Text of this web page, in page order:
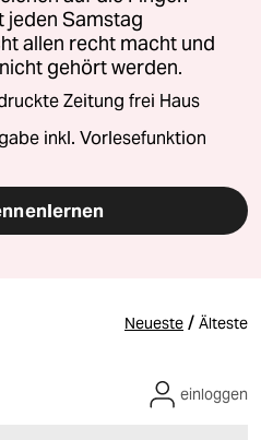
jeden Samstag
allen recht macht und
gehört werden.
Zeitung frei Haus
inkl. Vorlesefunktion
Neueste / Älteste
einloggen